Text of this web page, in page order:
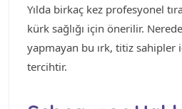
Yılda birkaç kez profesyonel
kürk sağlığı için önerilir.
yapmayan bu ırk, titiz
tercihtir.